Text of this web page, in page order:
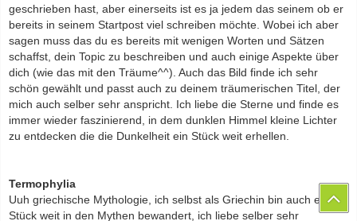
geschrieben hast, aber einerseits ist es ja jedem das seinem ob er
bereits in seinem Startpost viel schreiben möchte. Wobei ich aber
sagen muss das du es bereits mit wenigen Worten und Sätzen
schaffst, dein Topic zu beschreiben und auch einige Aspekte über
dich (wie das mit den Träume^^). Auch das Bild finde ich sehr
schön gewählt und passt auch zu deinem träumerischen Titel, der
mich auch selber sehr anspricht. Ich liebe die Sterne und finde es
immer wieder faszinierend, in dem dunklen Himmel kleine Lichter
zu entdecken die die Dunkelheit ein Stück weit erhellen.
Termophylia
Uuh griechische Mythologie, ich selbst als Griechin bin auch ein
Stück weit in den Mythen bewandert, ich liebe selber sehr